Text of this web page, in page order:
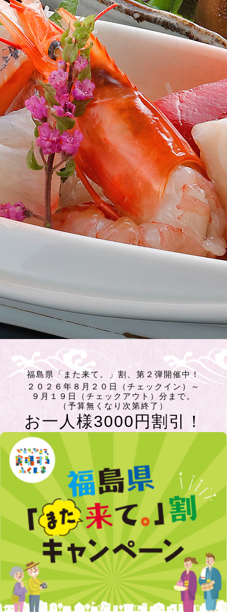
福島県「また来て。」割、第２弾開催中！
２０２６年８月２０日（チェックイン）～
９月１９日（チェックアウト）分まで。
（予算無くなり次第終了）
お一人様3000円割引！